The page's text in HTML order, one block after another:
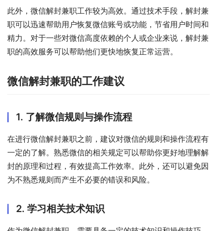
此外，微信解封兼职工作较为高效。通过技术手段，解封兼
职可以迅速帮助用户恢复微信账号或功能，节省用户时间和
精力。对于一些对微信高度依赖的个人或企业来说，解封兼
职的高效服务可以帮助他们更快地恢复正常运营。
微信解封兼职的工作建议
1. 了解微信规则与操作流程
在进行微信解封兼职之前，建议对微信的规则和操作流程有
一定的了解。熟悉微信的相关规定可以帮助你更好地理解解
封的原理和过程，有效提高工作效率。此外，还可以避免因
为不熟悉规则而产生不必要的错误和风险。
2. 学习相关技术知识